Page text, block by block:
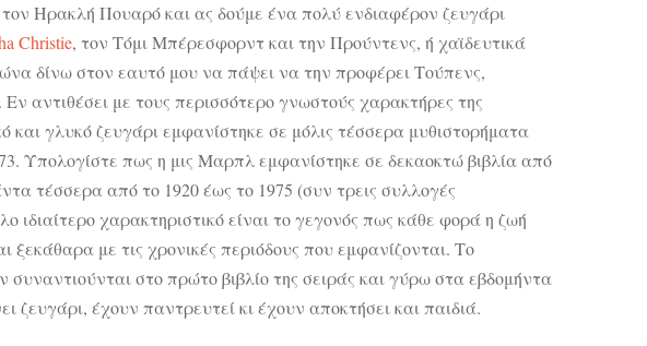
Ηρακλή Πουαρό και ας δούμε ένα πολύ ενδιαφέρον ζευγάρι
Christie, τον Τόμι Μπέρεσφορντ και την Προύντενς, ή χαϊδευτικά
δίνω στον εαυτό μου να πάψει να την προφέρει Τούπενς,
αντιθέσει με τους περισσότερο γνωστούς χαρακτήρες της
γλυκό ζευγάρι εμφανίστηκε σε μόλις τέσσερα μυθιστορήματα
Υπολογίστε πως η μις Μαρπλ εμφανίστηκε σε δεκαοκτώ βιβλία από
τέσσερα από το 1920 έως το 1975 (συν τρεις συλλογές
χαρακτηριστικό είναι το γεγονός πως κάθε φορά η ζωή
με τις χρονικές περιόδους που εμφανίζονται. Το
στο πρώτο βιβλίο της σειράς και γύρω στα εβδομήντα
ζευγάρι, έχουν παντρευτεί κι έχουν αποκτήσει και παιδιά.